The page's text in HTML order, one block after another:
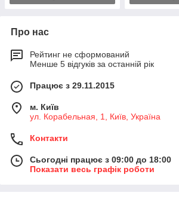
Про нас
Рейтинг не сформований
Менше 5 відгуків за останній рік
Працює з 29.11.2015
м. Київ
ул. Корабельная, 1, Київ, Україна
Контакти
Сьогодні працює з 09:00 до 18:00
Показати весь графік роботи